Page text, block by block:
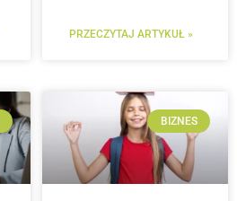
PRZECZYTAJ ARTYKUŁ »
BIZNES